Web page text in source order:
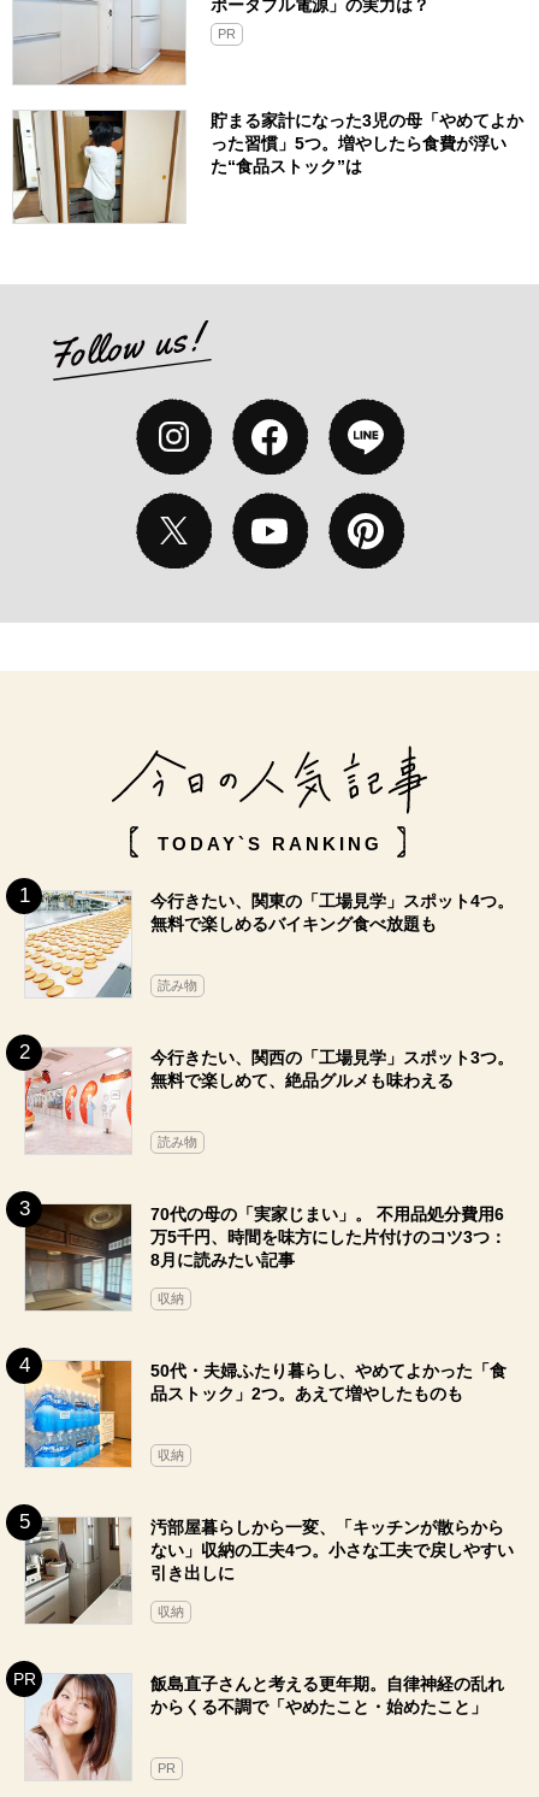
ポータブル電源」の実力は？​
PR
貯まる家計になった3児の母「やめてよか
った習慣」5つ。増やしたら食費が浮い
た“食品ストック”は
TODAY`S RANKING
今行きたい、関東の「工場見学」スポット4つ。
無料で楽しめるバイキング食べ放題も
読み物
今行きたい、関西の「工場見学」スポット3つ。
無料で楽しめて、絶品グルメも味わえる
読み物
70代の母の「実家じまい」。 不用品処分費用6
万5千円、時間を味方にした片付けのコツ3つ：
8月に読みたい記事
収納
50代・夫婦ふたり暮らし、やめてよかった「食
品ストック」2つ。あえて増やしたものも
収納
汚部屋暮らしから一変、「キッチンが散らから
ない」収納の工夫4つ。小さな工夫で戻しやすい
引き出しに
収納
飯島直子さんと考える更年期。自律神経の乱れ
からくる不調で「やめたこと・始めたこと」
PR